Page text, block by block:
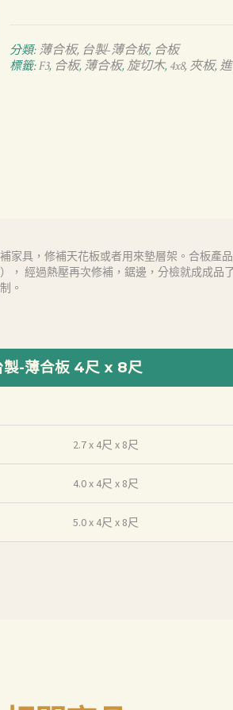
分類: 薄合板, 台製-薄合板, 合板
標籤:F3, 合板, 薄合板,旋切木, 4x8, 夾板,
家具，修補天花板或者用來墊層架。合板產
經過熱壓再次修補，鋸邊，分檢就成成品
。
製-薄合板 4尺 x 8尺
2.7 x 4尺 x 8尺
4.0 x 4尺 x 8尺
5.0 x 4尺 x 8尺